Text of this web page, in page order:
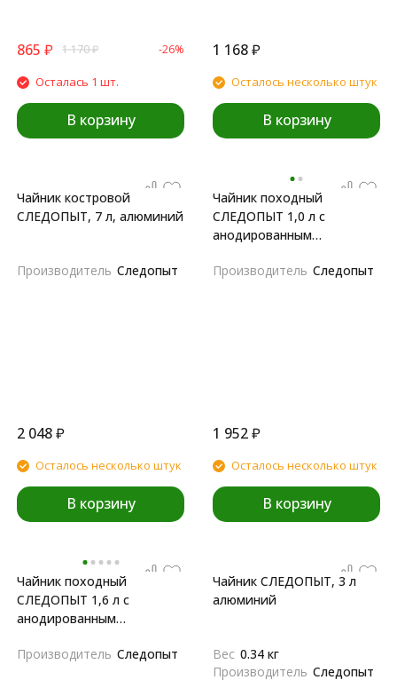
865 ₽ 1 170₽ -26%
Осталась 1 шт.
В корзину
1 168₽
Осталось несколько штук
В корзину
Чайник костровой
СЛЕДОПЫТ, 7 л, алюминий
Производитель Следопыт
2 048₽
Осталось несколько штук
В корзину
Чайник походный
СЛЕДОПЫТ 1,0 л с
анодированным
Производитель Следопыт
1 952₽
Осталось несколько штук
В корзину
Чайник походный
СЛЕДОПЫТ 1,6 л с
анодированным
Производитель Следопыт
Чайник СЛЕДОПЫТ, 3 л
алюминий
Вес 0.34 кг
Производитель Следопыт